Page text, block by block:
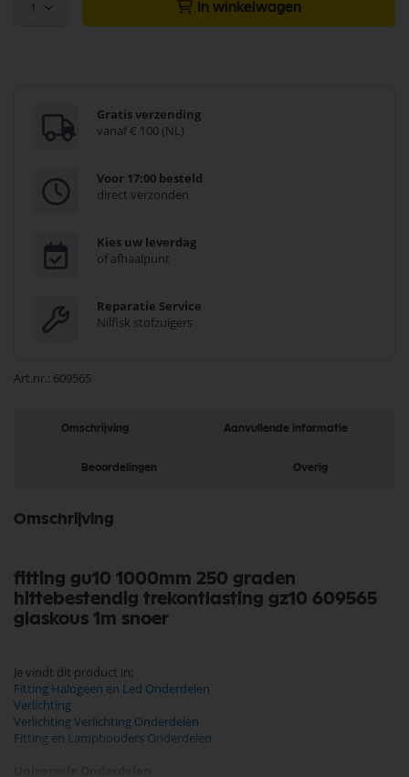
1 In winkelwagen
Gratis verzending
vanaf € 100 (NL)
Voor 17:00 besteld
direct verzonden
Kies uw leverdag
of afhaalpunt
Reparatie Service
Nilfisk stofzuigers
Art.nr. 609565
Omschrijving Aanvullende informatie
Beoordelingen Overig
Omschrijving
fitting gu10 1000mm 250 graden
hittebestendig trekontlasting gz10 609565
glaskous 1m snoer
Je vindt dit product in;
Fitting Halogeen en Led Onderdelen
Verlichting
Verlichting Verlichting Onderdelen
Fitting en Lamphouders Onderdelen